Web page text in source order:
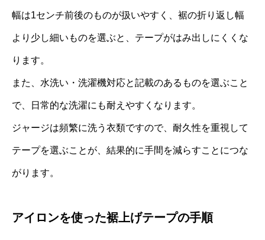
幅は1センチ前後のものが扱いやすく、裾の折り返し幅
より少し細いものを選ぶと、テープがはみ出しにくくな
ります。
また、水洗い・洗濯機対応と記載のあるものを選ぶこと
で、日常的な洗濯にも耐えやすくなります。
ジャージは頻繁に洗う衣類ですので、耐久性を重視して
テープを選ぶことが、結果的に手間を減らすことにつな
がります。
アイロンを使った裾上げテープの手順